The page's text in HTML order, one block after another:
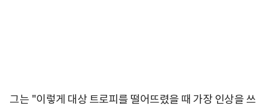
그는 "이렇게 대상 트로피를 떨어뜨렸을 때 가장 인상을 쓰